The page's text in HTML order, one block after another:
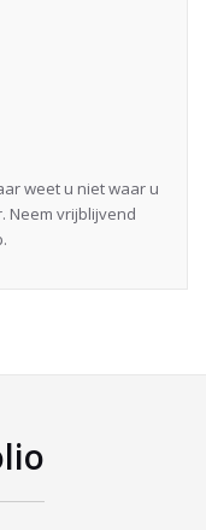
weet u niet waar u
Neem vrijblijvend